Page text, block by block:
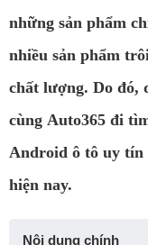
những sản phẩm
nhiều sản phẩm
chất lượng. Do đó,
cùng Auto365 đi
Android ô tô uy tín
hiện nay.
Nội dung chính